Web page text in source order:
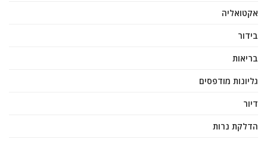
אקטואליה
בידור
בריאות
גליונות מודפסים
דיור
הדלקת נרות